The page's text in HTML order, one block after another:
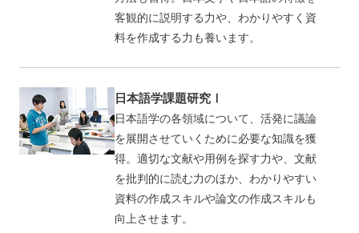
客観的に説明する力や、わかりやすく資
料を作成する力も養います。
日本語学課題研究Ⅰ
日本語学の各領域について、活発に議論
を展開させていくために必要な知識を獲
得。適切な文献や用例を探す力や、文献
を批判的に読む力のほか、わかりやすい
資料の作成スキルや論文の作成スキルも
向上させます。